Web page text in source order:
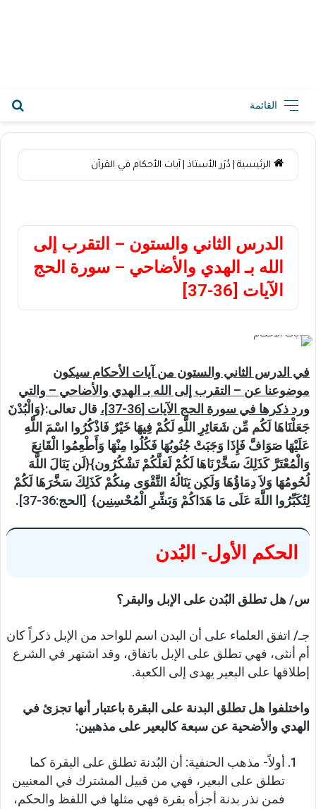
القائمة
الرئيسية دُرَر الأستاذ آيات الأحكام في القرآن
الدرس الثاني والستون – التقرب إلى
الله بـ الهدي والأضاحي – سورة الحج
الآيات [36-37]
في الدرس الثاني والستون من آيات الأحكام سيكون
موضوعنا عن – التقرب إلى الله بـ الهدي والأضاحي – والتي
ورد ذكرها في سورة الحج الآيات [36-37]،
قال تعالى:{وَالْبُدْنَ
جَعَلْنَاهَا لَكُم مِّن شَعَائِرِ اللَّهِ لَكُمْ فِيهَا خَيْرٌ فَاذْكُرُوا اسْمَ اللَّهِ
عَلَيْهَا صَوَافَّ فَإِذَا وَجَبَتْ جُنُوبُهَا فَكُلُوا مِنْهَا وَأَطْعِمُوا الْقَانِعَ
وَالْمُعْتَرَّ كَذَلِكَ سَخَّرْنَاهَا لَكُمْ لَعَلَّكُمْ تَشْكُرُون}{لَن يَنَالَ اللَّهَ
لُحُومُهَا وَلاَ دِمَاؤُهَا وَلَكِن يَنَالُهُ التَّقْوَى مِنكُمْ كَذَلِكَ سَخَّرَهَا لَكُمْ
لِتُكَبِّرُوا اللَّهَ عَلَى مَا هَدَاكُمْ وَبَشِّرِ الْمُحْسِنِين} [الحج:36-37].
الحكم الأول- البُدن
س/ هل تطلق البُدن على الإبل والبقر؟
جـ/ اتفق العلماء على أن البدن اسم للواحد من الإبل ذكراً كان
أم أنثى، فهي تطلق على الإبل باتفاق، وقد اشتهر في الشرع
إطلاقها على البعير يهدى إلى الكعبة.
واختلفوا هل تطلق البدنة على البقرة باعتبار أنها تجزئ في
الهدي والأضحية عن سبعة كالبعير على مذهبين:
أولاً- مذهب الحنفية: أن البُدنة تطلق على البقرة كما
تطلق على البعير، فهي من قبيل المشترك في المعنيين
فمن نذر بدنة أجزأه بقرة فهي مثلها في اللفظ والحكم،